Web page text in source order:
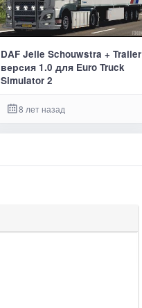
DAF Jelle Schouwstra + Trailer
версия 1.0 для Euro Truck
Simulator 2
8 лет назад